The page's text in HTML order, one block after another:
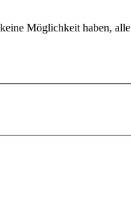
Möglichkeit haben,